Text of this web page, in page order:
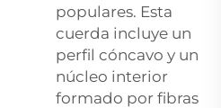
populares. Esta
cuerda incluye un
perfil cóncavo y un
núcleo interior
formado por fibras